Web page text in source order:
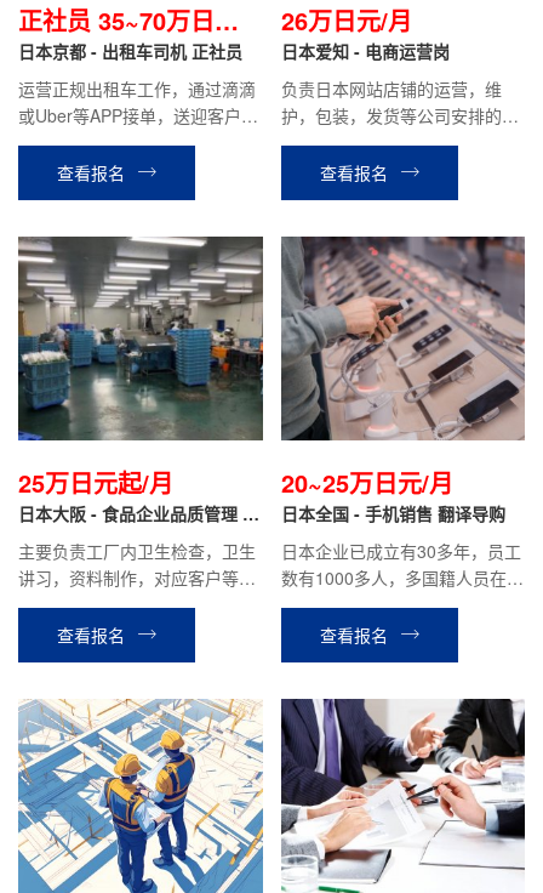
正社员 35~70万日元
左右/月
日本京都 - 出租车司机 正社员
运营正规出租车工作，通过滴滴
或Uber等APP接单，送迎客户等
相关工作。月基本给19万日元，
月综合收入约35~70万日元左右
（根据个人能力）
查看报名
26万日元/月
日本爱知 - 电商运营岗
负责日本网站店铺的运营，维
护，包装，发货等公司安排的其
他工作。
查看报名
25万日元起/月
日本大阪 - 食品企业品质管理 正
主要负责工厂内卫生检查，卫生
讲习，资料制作，对应客户等公
司安排的其他工作。
查看报名
20~25万日元/月
日本全国 - 手机销售 翻译导购
日本企业已成立有30多年，员工
数有1000多人，多国籍人员在职
工作；主要负责手机套餐的介
绍，客户接待，成交手续办理等
工作.
查看报名